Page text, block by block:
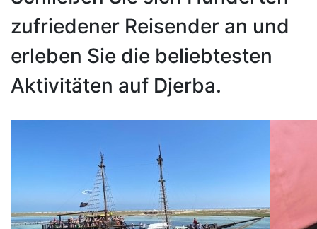
zufriedener Reisender an und
erleben Sie die beliebtesten
Aktivitäten auf Djerba.